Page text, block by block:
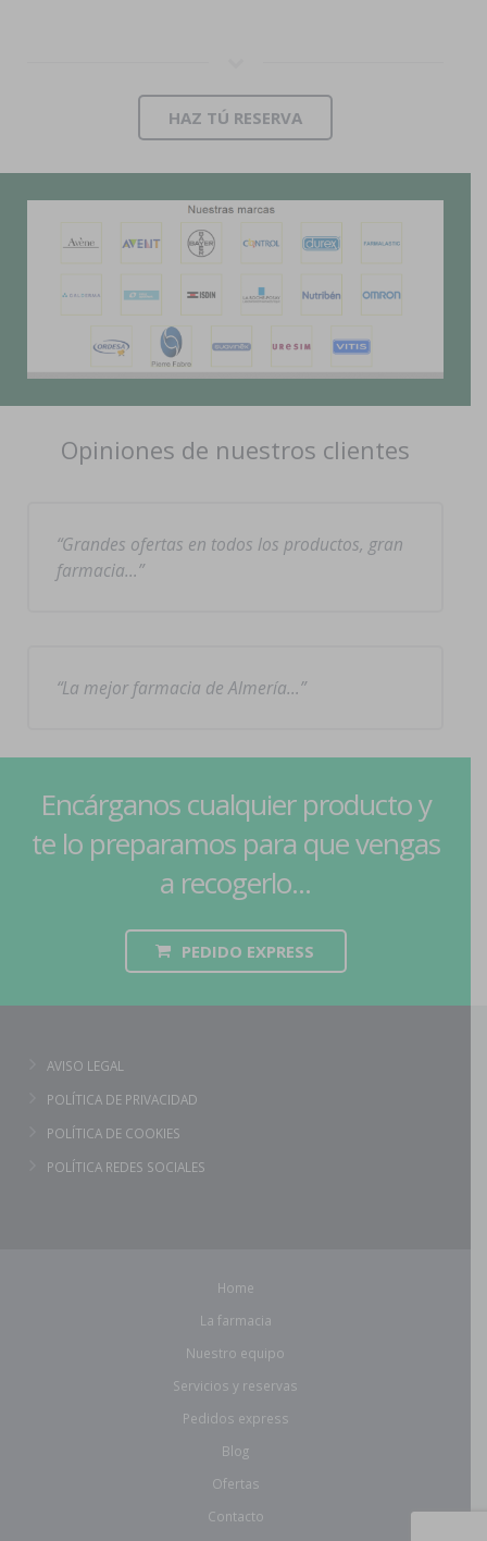
HAZ TÚ RESERVA
Opiniones de nuestros clientes
Grandes ofertas en todos los productos, gran
farmacia…
La mejor farmacia de Almería…
Encárganos cualquier producto y
te lo preparamos para que vengas
a recogerlo...
PEDIDO EXPRESS
AVISO LEGAL
POLÍTICA DE PRIVACIDAD
POLÍTICA DE COOKIES
POLÍTICA REDES SOCIALES
Home
La farmacia
Nuestro equipo
Servicios y reservas
Pedidos express
Blog
Ofertas
Contacto